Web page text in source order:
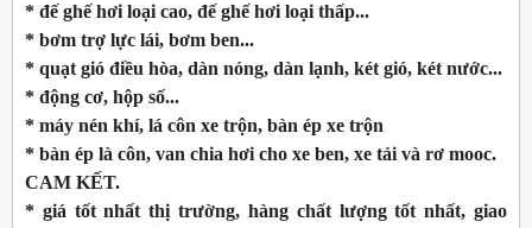
* đế ghế hơi loại cao, đế ghế hơi loại thấp...
* bơm trợ lực lái, bơm ben...
* quạt gió điều hòa, dàn nóng, dàn lạnh, két gió, két nước...
* động cơ, hộp số...
* máy nén khí, lá côn xe trộn, bàn ép xe trộn
* bàn ép là côn, van chia hơi cho xe ben, xe tải và rơ mooc.
CAM KẾT.
* giá tốt nhất thị trường, hàng chất lượng tốt nhất, giao